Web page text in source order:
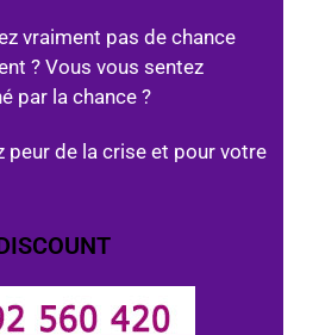
vraiment pas de chance
? Vous vous sentez
par la chance ?
peur de la crise et pour votre